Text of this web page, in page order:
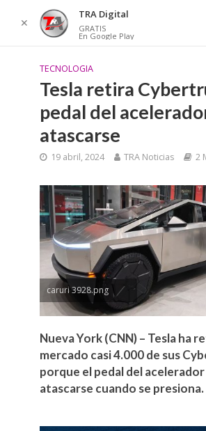
TECNOLOGIA
Tesla retira
pedal del
atascarse
19 abril, 2024 TRA Noticias 2
caruri 3928.png
Nueva York (CNN) – Tesla ha
mercado casi 4.000 de sus
porque el pedal del
atascarse cuando se presiona.
✕
TRA Digital
GRATIS
En Google Play